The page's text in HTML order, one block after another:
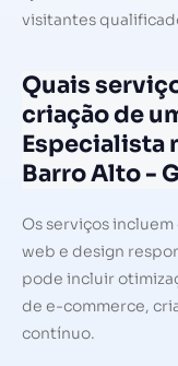
visitantes
Quais
criação de
Especialista
Barro Alto -
Os serviços
web e design
pode incluir
de e-commerce,
contínuo.